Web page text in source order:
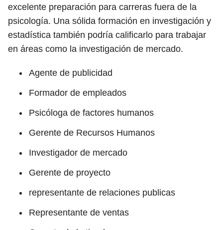
excelente preparación para carreras fuera de la
psicología. Una sólida formación en investigación y
estadística también podría calificarlo para trabajar
en áreas como la investigación de mercado.
Agente de publicidad
Formador de empleados
Psicóloga de factores humanos
Gerente de Recursos Humanos
Investigador de mercado
Gerente de proyecto
representante de relaciones publicas
Representante de ventas